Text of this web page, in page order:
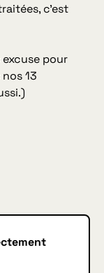
c’est
pour
13